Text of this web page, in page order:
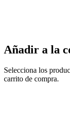
Añadir a la
Selecciona los
carrito de compra.